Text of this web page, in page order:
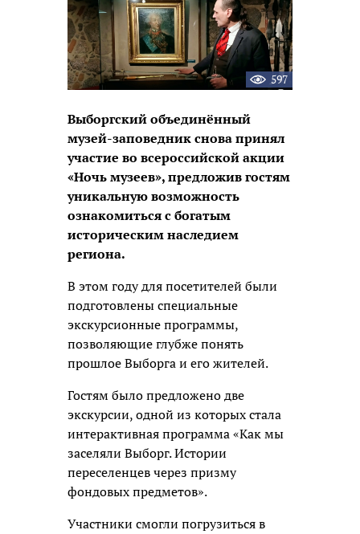
597
Выборгский объединённый
музей-заповедник снова принял
участие во всероссийской акции
«Ночь музеев», предложив гостям
уникальную возможность
ознакомиться с богатым
историческим наследием
региона.
В этом году для посетителей были
подготовлены специальные
экскурсионные программы,
позволяющие глубже понять
прошлое Выборга и его жителей.
Гостям было предложено две
экскурсии, одной из которых стала
интерактивная программа «Как мы
заселяли Выборг. Истории
переселенцев через призму
фондовых предметов».
Участники смогли погрузиться в